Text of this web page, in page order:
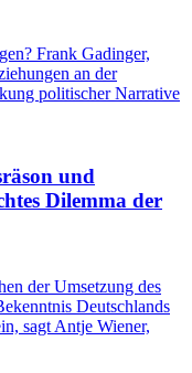
Frank Gadinger,
an der
politischer Narrative
und
Dilemma der
der Umsetzung des
Deutschlands
sagt Antje Wiener,